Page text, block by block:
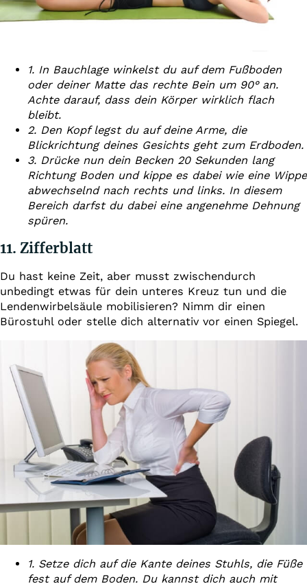
1. In Bauchlage winkelst du auf dem Fußboden
oder deiner Matte das rechte Bein um 90° an.
Achte darauf, dass dein Körper wirklich flach
bleibt.
2. Den Kopf legst du auf deine Arme, die
Blickrichtung deines Gesichts geht zum Erdboden.
3. Drücke nun dein Becken 20 Sekunden lang
Richtung Boden und kippe es dabei wie eine Wippe
abwechselnd nach rechts und links. In diesem
Bereich darfst du dabei eine angenehme Dehnung
spüren.
11. Zifferblatt
Du hast keine Zeit, aber musst zwischendurch
unbedingt etwas für dein unteres Kreuz tun und die
Lendenwirbelsäule mobilisieren? Nimm dir einen
Bürostuhl oder stelle dich alternativ vor einen Spiegel.
1. Setze dich auf die Kante deines Stuhls, die Füße
fest auf dem Boden. Du kannst dich auch mit